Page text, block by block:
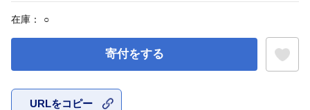
在庫： ○
寄付をする
URLをコピー